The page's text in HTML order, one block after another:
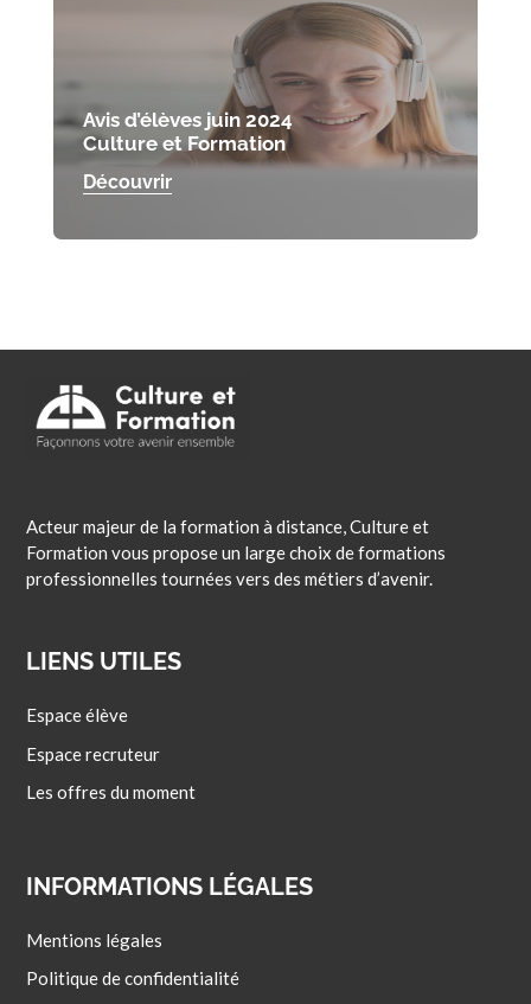
Avis d’élèves juin 2024
Culture et Formation
Découvrir
Acteur majeur de la formation à distance, Culture et
Formation vous propose un large choix de formations
professionnelles tournées vers des métiers d’avenir.
LIENS UTILES
Espace élève
Espace recruteur
Les offres du moment
INFORMATIONS LÉGALES
Mentions légales
Politique de confidentialité